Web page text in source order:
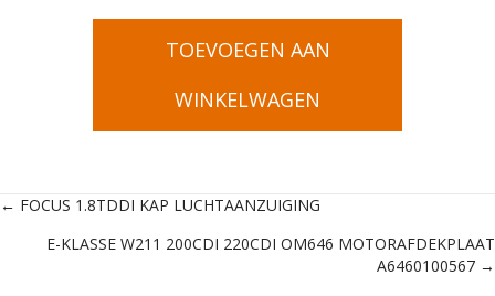
TOEVOEGEN AAN
WINKELWAGEN
Posts
navigation
← FOCUS 1.8TDDI KAP LUCHTAANZUIGING
E-KLASSE W211 200CDI 220CDI OM646 MOTORAFDEKPLAAT
A6460100567 →